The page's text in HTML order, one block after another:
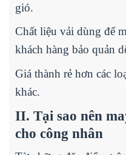
gió.
Chất liệu vải dùng để
khách hàng bảo quản
Giá thành rẻ hơn các
khác.
II. Tại sao nên
cho công nhân